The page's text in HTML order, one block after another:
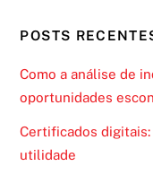
POSTS
Como a análise de
oportunidades
Certificados
utilidade